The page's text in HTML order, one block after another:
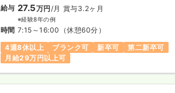
給与 27.5万円/月 賞与3.2ヶ月
※経験8年の例
時間 7:15～16:00 （休憩60分）
4週8休以上
ブランク可 新卒可
第二新卒可
月給29万円以上可